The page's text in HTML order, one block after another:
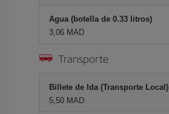
Agua (botella de 0.33 litros)
3,06 MAD
Transporte
Billete de Ida (Transporte Local)
5,50 MAD